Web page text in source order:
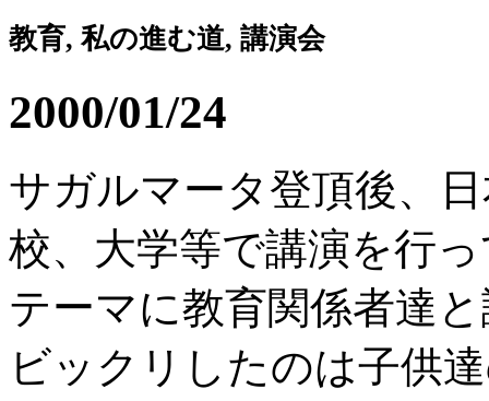
教育, 私の進む道, 講演会
2000/01/24
サガルマータ登頂後、
校、大学等で講演を行
テーマに教育関係者達
ビックリしたのは子供